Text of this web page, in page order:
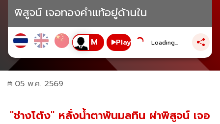
พิสูจน์ เจอทองคำแท้อยู่ด้านใน
Play Loading...
05 พ.ค. 2569
"ช่างโต้ง" หลั่งน้ำตาพ้นมลทิน ผ่าพิสูจน์ เจอ